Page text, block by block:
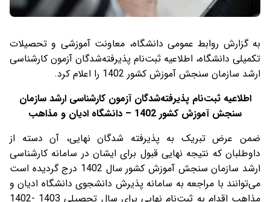
به گزارش روابط عمومی دانشگاه، معاونت آموزشی و تحصیلات
تکمیلی دانشگاه، اطلاعیه ثبت‌نام پذیرفته‌شدگان آزمون کارشناسی
ارشد سازمان سنجش آموزش کشور 1402 را اعلام کرد.
اطلاعیه ثبت‌نام پذیرفته‌شدگان آزمون کارشناسی ارشد سازمان
سنجش آموزش کشور 1402
– دانشگاه ادیان و مذاهب
ضمن عرض تبریک به پذیرفته شدگان نهایی، آن دسته از
داوطلبان که نتیجه نهایی قبول برای ایشان در سامانه کارشناسی
ارشد سازمان سنجش آموزش کشور سال 1402 درج گردیده است
می‌توانند با مراجعه به سامانه پذیرش دانشجوی دانشگاه ادیان و
مذاهب اقدام به ثبت‌نام نهایی برای سال تحصیلی 1403 -1402